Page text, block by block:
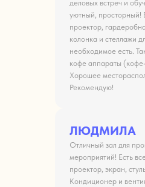
деловых встреч и
уютный, просторный!
проектор,
колонка и стеллажи
необходимое есть.
кофе аппараты
Хорошее
Рекомендую!
ЛЮДМИЛА
Отличный зал для
мероприятий! Есть
проектор, экран,
Кондиционер и